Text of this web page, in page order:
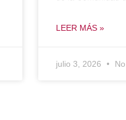
LEER MÁS »
julio 3, 2026